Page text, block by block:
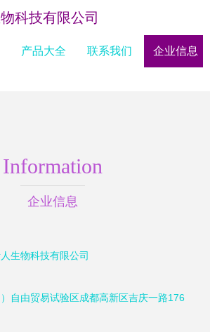
科技有限公司
产品大全 联系我们 企业信息
Information
企业信息
生物科技有限公司
自由贸易试验区成都高新区吉庆一路176